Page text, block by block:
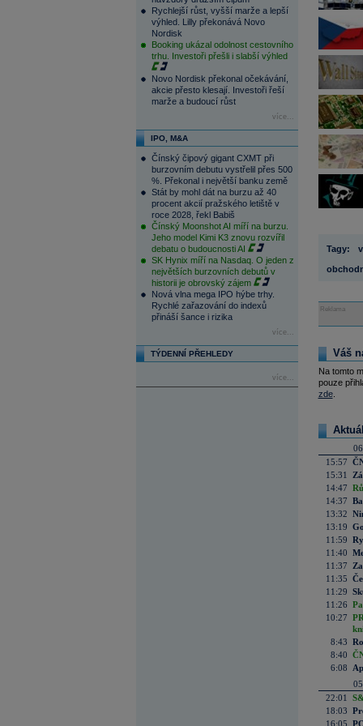
Rychlejší růst, vyšší marže a lepší
výhled. Lilly překonává Novo
Nordisk
Booking ukázal odolnost cestovního
trhu. Investoři přešli i slabší výhled
Novo Nordisk překonal očekávání,
akcie přesto klesají. Investoři řeší
marže a budoucí růst
více...
IPO, M&A
Čínský čipový gigant CXMT při
burzovním debutu vystřelil přes 500
%. Překonal i největší banku země
Stát by mohl dát na burzu až 40
procent akcií pražského letiště v
roce 2028, řekl Babiš
Čínský Moonshot AI míří na burzu.
Jeho model Kimi K3 znovu rozvířil
debatu o budoucnosti AI
SK Hynix míří na Nasdaq. O jeden z
největších burzovních debutů v
historii je obrovský zájem
Nová vlna mega IPO hýbe trhy.
Rychlé zařazování do indexů
přináší šance i rizika
více...
TÝDENNÍ PŘEHLEDY
více...
Tagy:
Reklama
Váš
Na tomto
pouze
zde.
15:57
15:31
14:47
14:37
13:32
13:19
11:59
11:40
11:37
11:35
11:29
11:26
10:27
8:43
8:40
6:08
22:01
18:03
16:05